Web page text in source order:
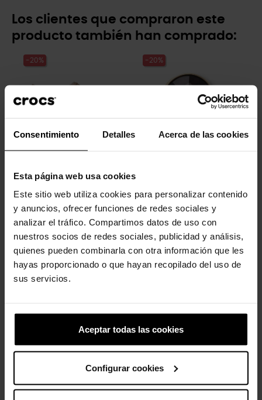
Consentimiento Detalles Acerca de las cookies
Esta página web usa cookies
Este sitio web utiliza cookies para personalizar contenido
y anuncios, ofrecer funciones de redes sociales y
analizar el tráfico. Compartimos datos de uso con
nuestros socios de redes sociales, publicidad y análisis,
quienes pueden combinarla con otra información que les
hayas proporcionado o que hayan recopilado del uso de
sus servicios.
Aceptar todas las cookies
Configurar cookies
Los clientes que compraron este
producto también han comprado:
-20%
U
69,99 € 55,99 €
-20%
5,99 € 4,79 €
-20%
Salsa picante Gold
-20%
Corazón